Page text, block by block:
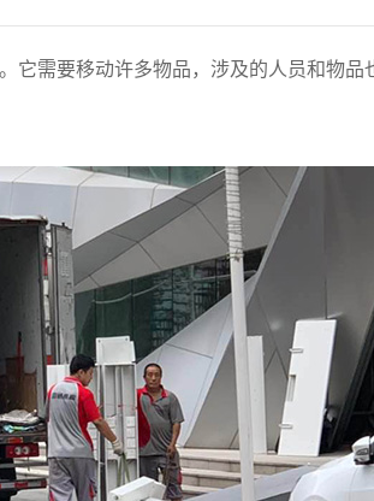
需要移动许多物品，涉及的人员和物品